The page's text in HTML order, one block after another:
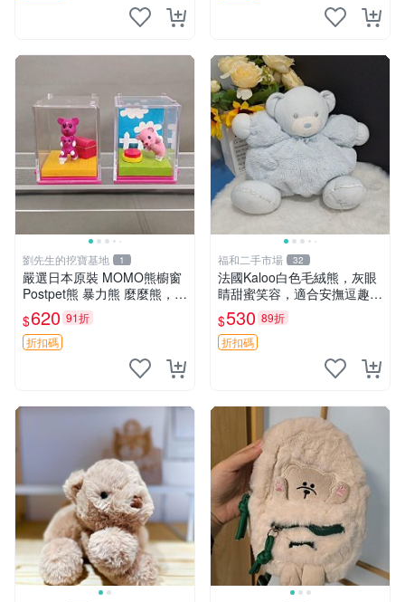
劉先生的挖寶基地 1
嚴選日本原裝 MOMO熊櫥窗
Postpet熊 暴力熊 麼麼熊，實
物精緻收藏無損，二手誠意出
售 暴力熊 MOMO熊 日本版
櫥趣熊熊偶
$620 91折
折扣碼
福和二手市場 32
法國Kaloo白色毛絨熊，灰眼
睛甜蜜笑容，適合安撫逗趣可
愛，柔軟面料手感佳。14 白
色安撫熊 毛絨玩具 寶寶逗樂
具
$530 89折
折扣碼